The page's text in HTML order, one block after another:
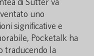
uno
significative e
Pocketalk ha
traducendo la